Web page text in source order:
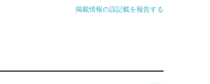
掲載情報の誤記載を報告する